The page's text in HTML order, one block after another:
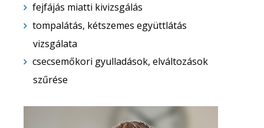
fejfájás miatti kivizsgálás
tompalátás, kétszemes együttlátás
vizsgálata
csecsemőkori gyulladások, elváltozások
szűrése